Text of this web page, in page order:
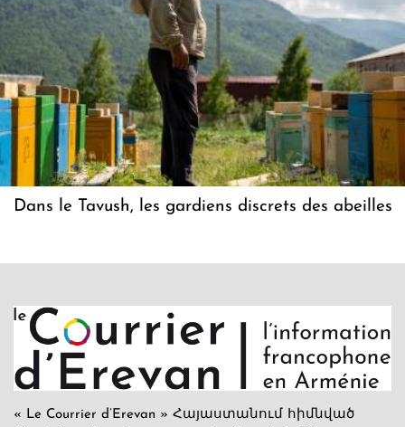
Dans le Tavush, les gardiens discrets des abeilles
« Le Courrier d’Erevan » Հայաստանում հիմնված